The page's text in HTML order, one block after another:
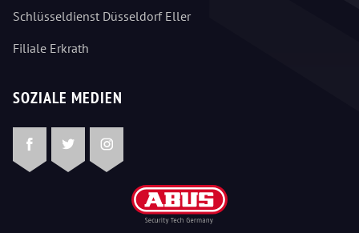
Schlüsseldienst Düsseldorf Eller
Filiale Erkrath
SOZIALE MEDIEN
FacebookTwitterInstagram